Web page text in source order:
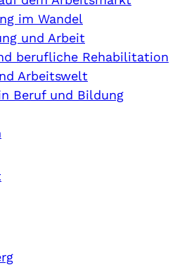
im Wandel
und Arbeit
berufliche Rehabilitation
Arbeitswelt
Beruf und Bildung